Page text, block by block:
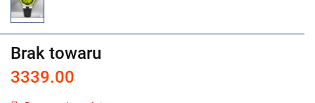
Brak towaru
3339.00